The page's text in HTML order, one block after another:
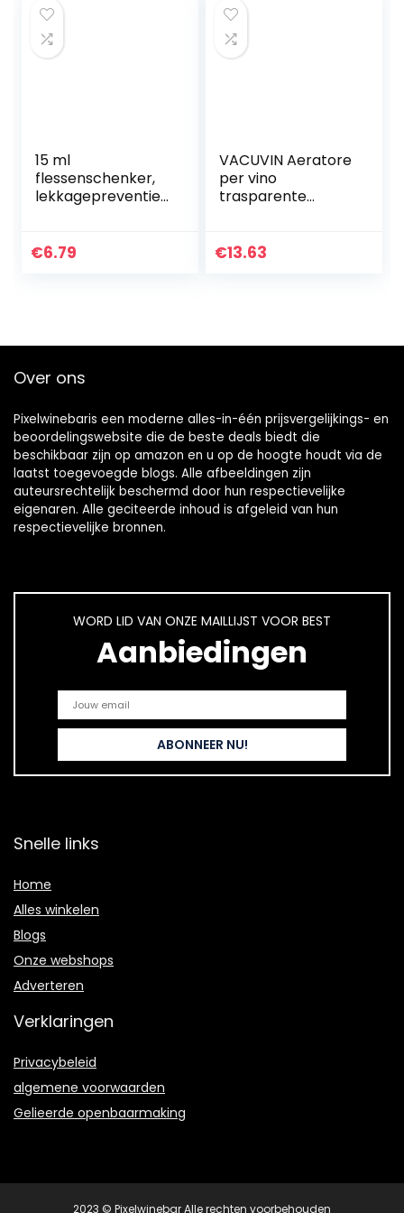
15 ml
flessenschenker,
lekkagepreventie
cocktaildispenser
€6.79
VACUVIN Aeratore
per vino
trasparente
€13.63
Over ons
Pixelwinebaris een moderne alles-in-één prijsvergelijkings- en
beoordelingswebsite die de beste deals biedt die
beschikbaar zijn op amazon en u op de hoogte houdt via de
laatst toegevoegde blogs. Alle afbeeldingen zijn
auteursrechtelijk beschermd door hun respectievelijke
eigenaren. Alle geciteerde inhoud is afgeleid van hun
respectievelijke bronnen.
WORD LID VAN ONZE MAILLIJST VOOR BEST
Aanbiedingen
Snelle links
Home
Alles winkelen
Blogs
Onze webshops
Adverteren
Verklaringen
Privacybeleid
algemene voorwaarden
Gelieerde openbaarmaking
2023 © Pixelwinebar Alle rechten voorbehouden